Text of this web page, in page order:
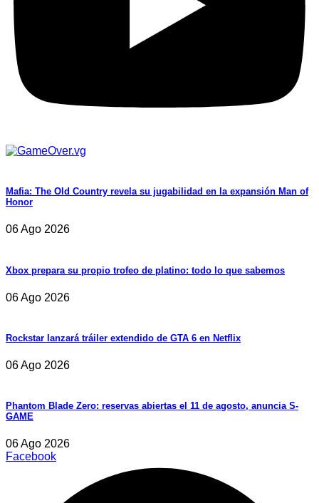
Mafia: The Old Country revela su jugabilidad en la expansión Man of
Honor
06 Ago 2026
Xbox prepara su propio trofeo de platino: todo lo que sabemos
06 Ago 2026
Rockstar lanzará tráiler extendido de GTA 6 en Netflix
06 Ago 2026
Phantom Blade Zero: reservas abiertas el 11 de agosto, anuncia S-
GAME
06 Ago 2026
Facebook